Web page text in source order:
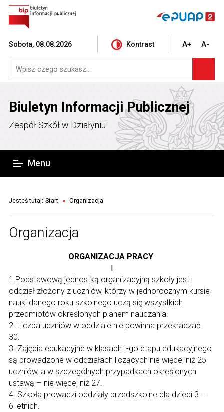
Sobota, 08.08.2026 Kontrast A+ A-
Biuletyn Informacji Publicznej
Zespół Szkół w Działyniu
Menu
Jesteś tutaj: Start Organizacja
Organizacja
ORGANIZACJA PRACY
Ⅰ
1.Podstawową jednostką organizacyjną szkoły jest
oddział złożony z uczniów, którzy w jednorocznym kursie
nauki danego roku szkolnego uczą się wszystkich
przedmiotów określonych planem nauczania.
2. Liczba uczniów w oddziale nie powinna przekraczać
30.
3. Zajęcia edukacyjne w klasach I-go etapu edukacyjnego
są prowadzone w oddziałach liczących nie więcej niż 25
uczniów, a w szczególnych przypadkach określonych
ustawą – nie więcej niż 27.
4. Szkoła prowadzi oddziały przedszkolne dla dzieci 3 –
6 letnich.